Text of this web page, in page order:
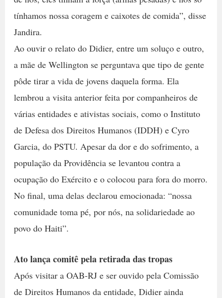
tínhamos nossa coragem e caixotes de comida”, disse
Jandira.
Ao ouvir o relato do Didier, entre um soluço e outro,
a mãe de Wellington se perguntava que tipo de gente
pôde tirar a vida de jovens daquela forma. Ela
lembrou a visita anterior feita por companheiros de
várias entidades e ativistas sociais, como o Instituto
de Defesa dos Direitos Humanos (IDDH) e Cyro
Garcia, do PSTU. Apesar da dor e do sofrimento, a
população da Providência se levantou contra a
ocupação do Exército e o colocou para fora do morro.
No final, uma delas declarou emocionada: “nossa
comunidade toma pé, por nós, na solidariedade ao
povo do Haiti”.
Ato lança comitê pela retirada das tropas
Após visitar a OAB-RJ e ser ouvido pela Comissão
de Direitos Humanos da entidade, Didier ainda